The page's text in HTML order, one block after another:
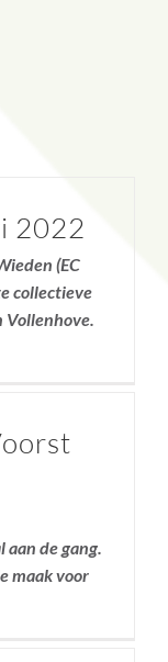
2022
(EC
collectieve
de gang.
maak voor